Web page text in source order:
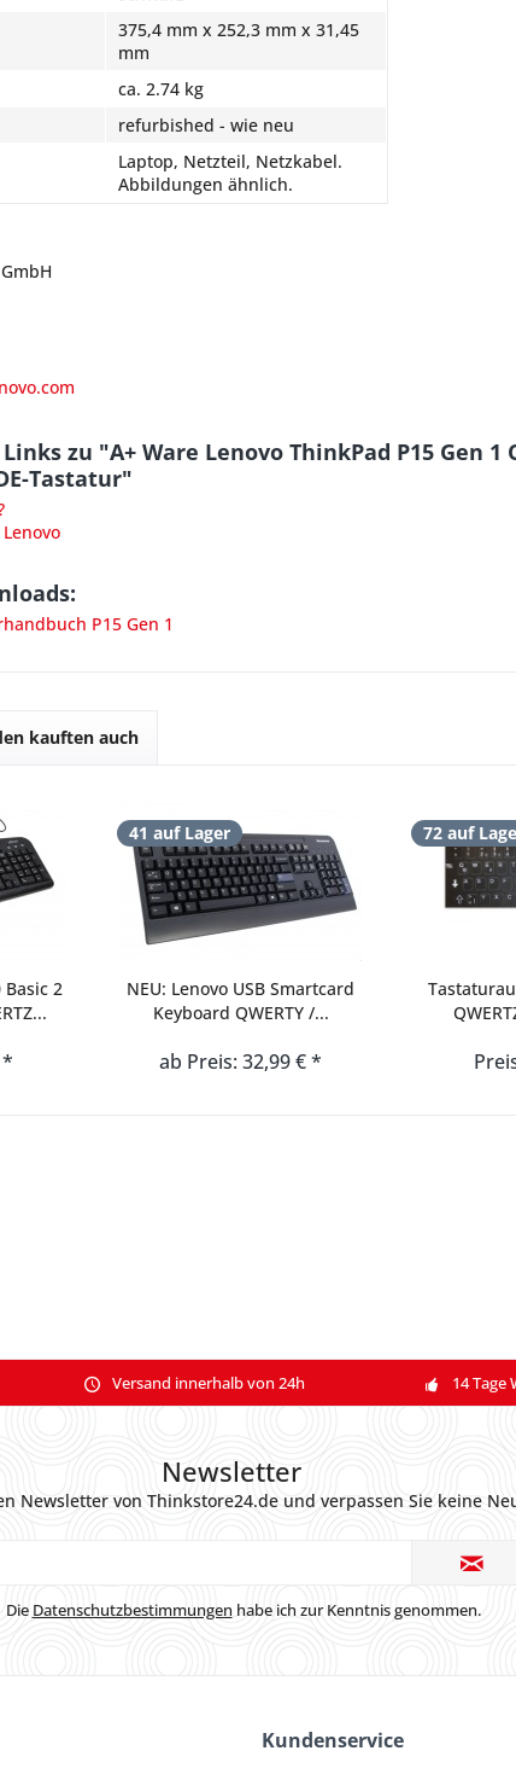
375,4 mm x 252,3 mm x 31,45
mm
ca. 2.74 kg
refurbished - wie neu
Laptop, Netzteil, Netzkabel.
Abbildungen ähnlich.
zu "A+ Ware Lenovo ThinkPad P15 Gen 1
Tastatur"
P15 Gen 1
kauften auch
Basic 2
*
41 auf Lager
NEU: Lenovo USB Smartcard
Keyboard QWERTY /...
ab Preis: 32,99 € *
72 auf
Versand innerhalb von 24h 14 Tage
Newsletter
Newsletter von Thinkstore24.de und verpassen Sie keine
Die Datenschutzbestimmungen habe ich zur Kenntnis genommen.
Kundenservice